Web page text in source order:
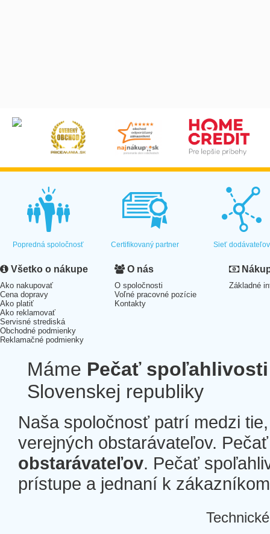
Popredná spoločnosť Certifikovaný partner Sieť dodávateľov
Všetko o nákupe
Ako nakupovať
Cena dopravy
Ako platiť
Ako reklamovať
Servisné strediská
Obchodné podmienky
Reklamačné podmienky
O nás
O spoločnosti
Voľné pracovné pozície
Kontakty
Základné
Máme Pečať spoľahlivosti
Slovenskej republiky
Naša spoločnosť patrí medzi
verejných obstarávateľov.
obstarávateľov. Pečať
prístupe a jednaní k